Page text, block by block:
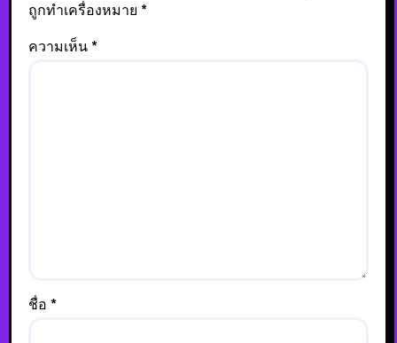
ถูกทำเครื่องหมาย *
ความเห็น *
ชื่อ *